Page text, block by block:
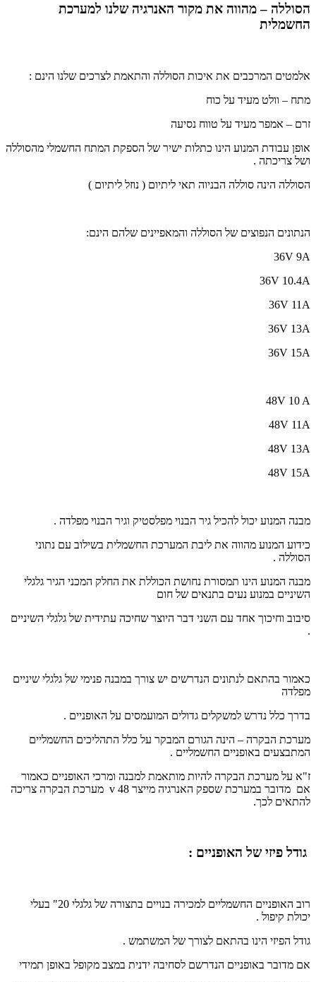
הסוללה – מהווה את מקור האנרגיה שלנו למערכת
החשמלית
אלמטים המרכבים את איכות הסוללה והתאמת לצרכים שלנו הינם :
מתח – וולט מעיד על כוח
זרם – אמפר מעיד על טווח נסיעה
אופן עבודת המנוע הינו כתלות ישיר של הספקת המתח החשמלי מהסוללה
ושל צריכתה .
הסוללה הינה סוללה הבניוה תאי ליתיום ( נוזל ליתיום )
הנתונים הנפוצים של הסוללה והמאפיינים שלהם הינם:
36V 9A
36V 10.4A
36V 11A
36V 13A
36V 15A
48V 10 A
48V 11A
48V 13A
48V 15A
מבנה המנוע יכול להכיל גיר הבנוי מפלסטיק וגיר הבנוי מפלדה .
כידוע המנוע מהווה את ליבת המערכת החשמלית בשילוב עם נתוני
הסוללה .
מבנה המנוע הינו תמסורת נחושת הכוללת את החלק המכני הגיר גלגלי
השיניים במנוע נעים בתנאים של חום
סיבוב וחיכוך אחד עם השני דבר היוצר שחיכה עתידית של גלגלי השיניים
.
כאמור בהתאם לנתונים הנדרשים יש צורך במבנה פנימי של גלגלי שיניים
מפלדה
בדרך כלל נדרש למשקלים גדולים המועמסים על האופניים .
מערכת הבקרה – הינה הגורם המבקר על כלל התהליכים החשמליים
המתבצעים באופניים החשמליים .
ז"א על מערכת הבקרה להיות מותאמת למבנה ומרכי האופניים כאמור
אם מדובר במערכת שספק האנרגיה מייצר 48
v מערכת הבקרה צריכה
להתאים לכך.
גודל פיזי של האופניים :
רוב האופניים החשמליים למכירה בנויים בתצורה של גלגלי 20" בעלי
יכולת קיפול .
גודל הפיזי הינו בהתאם לצורך של המשתמש .
אם מדובר באופניים הנדרשם לסחיבה ידנית במצב מקופל באופן תמידי